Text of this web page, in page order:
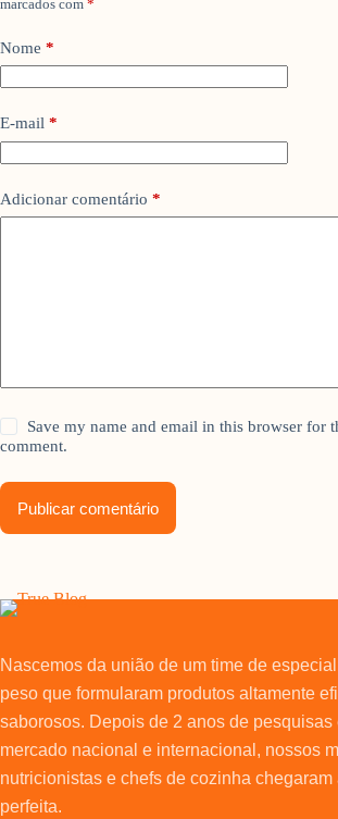
marcados com *
Nome *
E-mail *
Adicionar comentário *
Save my name and email in this browser for
comment.
Publicar comentário
Nascemos da união de um time de
peso que formularam produtos altamente
saborosos. Depois de 2 anos de pesquisas
mercado nacional e internacional, nossos
nutricionistas e chefs de cozinha chegaram
perfeita.